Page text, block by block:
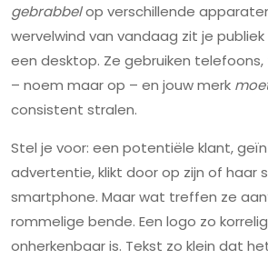
gebrabbelop verschillende
wervelwind van vandaag zit je
een desktop. Ze gebruiken
– noem maar op – en jouw merk
consistent stralen.
Stel je voor: een potentiële klant,
advertentie, klikt door op zijn of haar
smartphone. Maar wat treffen ze
rommelige bende. Een logo zo
onherkenbaar is. Tekst zo klein dat